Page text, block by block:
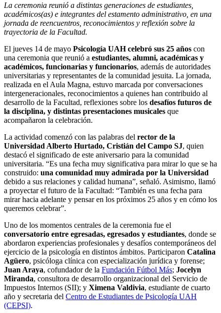
La ceremonia reunió a distintas generaciones de estudiantes,
académicos(as) e integrantes del estamento administrativo, en una
jornada de reencuentros, reconocimientos y reflexión sobre la
trayectoria de la Facultad.
El jueves 14 de mayo Psicología UAH celebró sus 25 años con
una ceremonia que reunió a estudiantes, alumni, académicas y
académicos, funcionarias y funcionarios, además de autoridades
universitarias y representantes de la comunidad jesuita. La jornada,
realizada en el Aula Magna, estuvo marcada por conversaciones
intergeneracionales, reconocimientos a quienes han contribuido al
desarrollo de la Facultad, reflexiones sobre los desafíos futuros de
la disciplina, y distintas presentaciones musicales que
acompañaron la celebración.
La actividad comenzó con las palabras del rector de la
Universidad Alberto Hurtado, Cristián del Campo SJ, quien
destacó el significado de este aniversario para la comunidad
universitaria. “Es una fecha muy significativa para mirar lo que se ha
construido: una comunidad muy admirada por la Universidad
debido a sus relaciones y calidad humana”, señaló. Asimismo, llamó
a proyectar el futuro de la Facultad: “También es una fecha para
mirar hacia adelante y pensar en los próximos 25 años y en cómo los
queremos celebrar”.
Uno de los momentos centrales de la ceremonia fue el
conversatorio entre egresadas, egresados y estudiantes, donde se
abordaron experiencias profesionales y desafíos contemporáneos del
ejercicio de la psicología en distintos ámbitos. Participaron Catalina
Agüero, psicóloga clínica con especialización jurídica y forense;
Juan Araya, cofundador de la Fundación Fútbol Más; Jocelyn
Miranda, consultora de desarrollo organizacional del Servicio de
Impuestos Internos (SII); y Ximena Valdivia, estudiante de cuarto
año y secretaria del Centro de Estudiantes de Psicología UAH
(CEPSI).